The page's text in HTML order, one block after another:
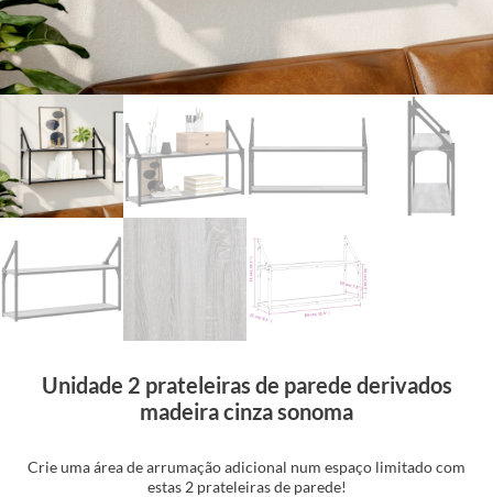
Unidade 2 prateleiras de parede derivados
madeira cinza sonoma
Crie uma área de arrumação adicional num espaço limitado com
estas 2 prateleiras de parede!